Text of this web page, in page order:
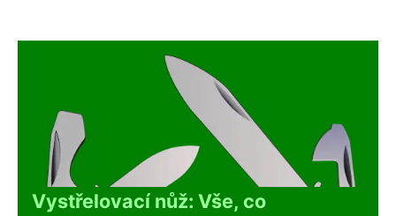
Vystřelovací nůž: Vše, co